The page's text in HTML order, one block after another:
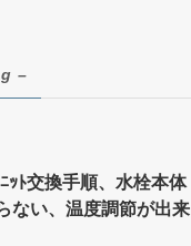
–
ﾄ交換手順、水栓本体
ない、温度調節が出来